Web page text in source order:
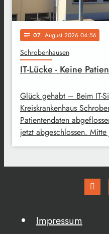
notes 07. August 2026 04:56
Schrobenhausen
IT-Lücke - Keine
Glück gehabt – Beim IT-
Kreiskrankenhaus
Patientendaten
jetzt abgeschlossen.
Impressum